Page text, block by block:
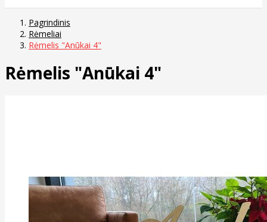
Pagrindinis
Rėmeliai
Rėmelis "Anūkai 4"
Rėmelis "Anūkai 4"